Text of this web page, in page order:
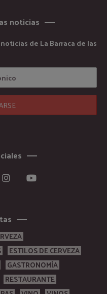
noticias
de La Barraca de las
ESTILOS DE CERVEZA
GASTRONOMÍA
RESTAURANTE